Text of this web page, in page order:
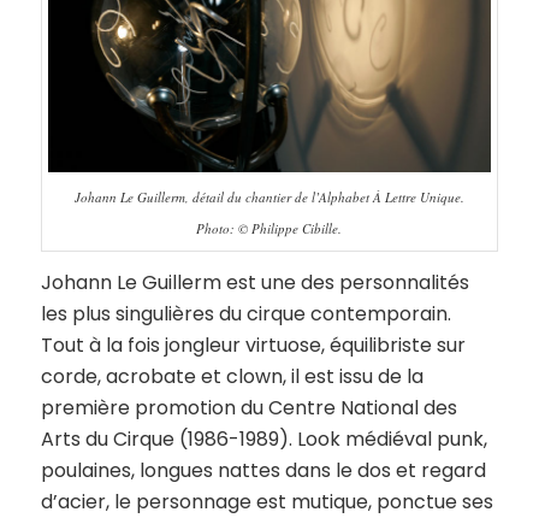
Johann Le Guillerm, détail du chantier de l’Alphabet À Lettre Unique.
Photo: © Philippe Cibille.
Johann Le Guillerm est une des personnalités
les plus singulières du cirque contemporain.
Tout à la fois jongleur virtuose, équilibriste sur
corde, acrobate et clown, il est issu de la
première promotion du Centre National des
Arts du Cirque (1986-1989). Look médiéval punk,
poulaines, longues nattes dans le dos et regard
d’acier, le personnage est mutique, ponctue ses